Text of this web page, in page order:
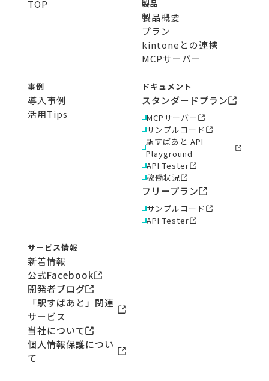
TOP 製品
製品概要
プラン
kintoneとの連携
MCPサーバー
事例
導入事例
活用Tips
ドキュメント
スタンダードプラン
MCPサーバー
サンプルコード
駅すぱあと API
Playground
API Tester
稼働状況
フリープラン
サンプルコード
API Tester
サービス情報
新着情報
公式Facebook
開発者ブログ
「駅すぱあと」関連
サービス
当社について
個人情報保護につい
て